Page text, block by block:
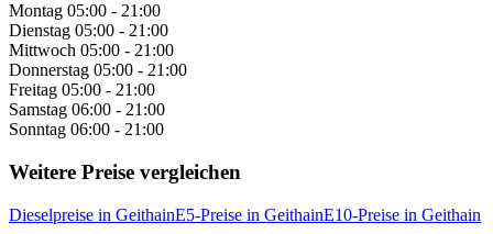
Montag 05:00 - 21:00
Dienstag 05:00 - 21:00
Mittwoch 05:00 - 21:00
Donnerstag 05:00 - 21:00
Freitag 05:00 - 21:00
Samstag 06:00 - 21:00
Sonntag 06:00 - 21:00
Weitere Preise vergleichen
Dieselpreise in GeithainE5-Preise in GeithainE10-Preise in Geithain